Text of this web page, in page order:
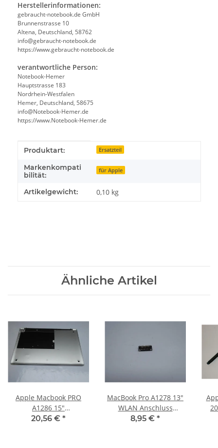
Herstellerinformationen:
gebraucht-notebook.de GmbH
Brunnenstrasse 10
Altena, Deutschland, 58762
info@gebraucht-notebook.de
https://www.gebraucht-notebook.de
verantwortliche Person:
Notebook-Hemer
Hauptstrasse 183
Nordrhein-Westfalen
Hemer, Deutschland, 58675
info@Notebook-Hemer.de
https://www.Notebook-Hemer.de
Produkteigenschaft
Wert
Produktart: Ersatzteil
Markenkompati
bilität:
für Apple
Artikelgewicht: 0,10 kg
Ähnliche Artikel
Apple Macbook PRO
A1286 15"
Gehäuseunterteil Schale
20,56 € *
MacBook Pro A1278 13"
WLAN Anschluss
Connector vom
8,95 € *